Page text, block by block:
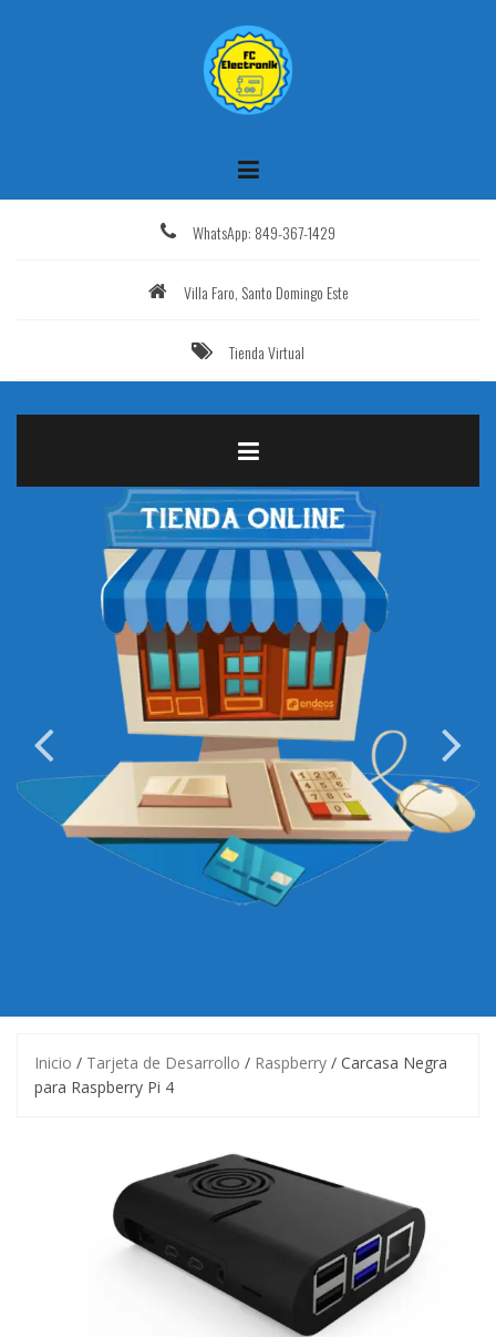
WhatsApp: 849-367-1429
Villa Faro, Santo Domingo Este
Tienda Virtual
Inicio / Tarjeta de Desarrollo / Raspberry / Carcasa Negra
para Raspberry Pi 4